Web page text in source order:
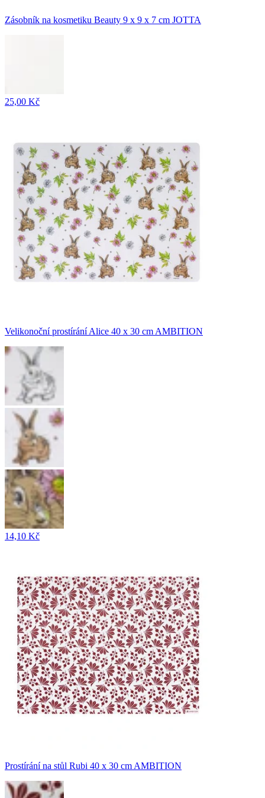
Zásobník na kosmetiku Beauty 9 x 9 x 7 cm JOTTA
25,00 Kč
Velikonoční prostírání Alice 40 x 30 cm AMBITION
14,10 Kč
Prostírání na stůl Rubi 40 x 30 cm AMBITION